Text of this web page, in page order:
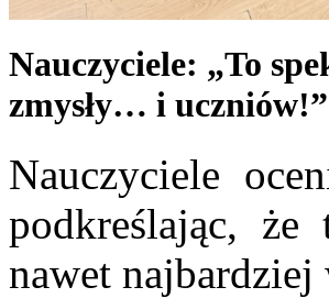
Nauczyciele: „To
zmysły… i uczniów!”
Nauczyciele
podkreślając, że
nawet najbardziej